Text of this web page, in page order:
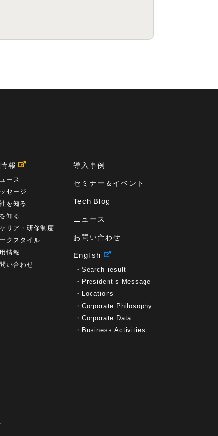
報
ース
セージ
を知る
知る
リア・研修制度
クスタイル
情報
い合わせ
導入事例
セミナー＆イベント
Tech Blog
ニュース
お問い合わせ
English
Search result
President’s Message
Locations
Corporate Philosophy
Corporate Data
Business Activities